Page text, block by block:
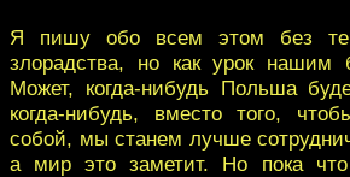
Я пишу обо всем этом без
злорадства, но как урок нашим
Может, когда-нибудь Польша
когда-нибудь, вместо того,
собой, мы станем лучше
а мир это заметит. Но пока